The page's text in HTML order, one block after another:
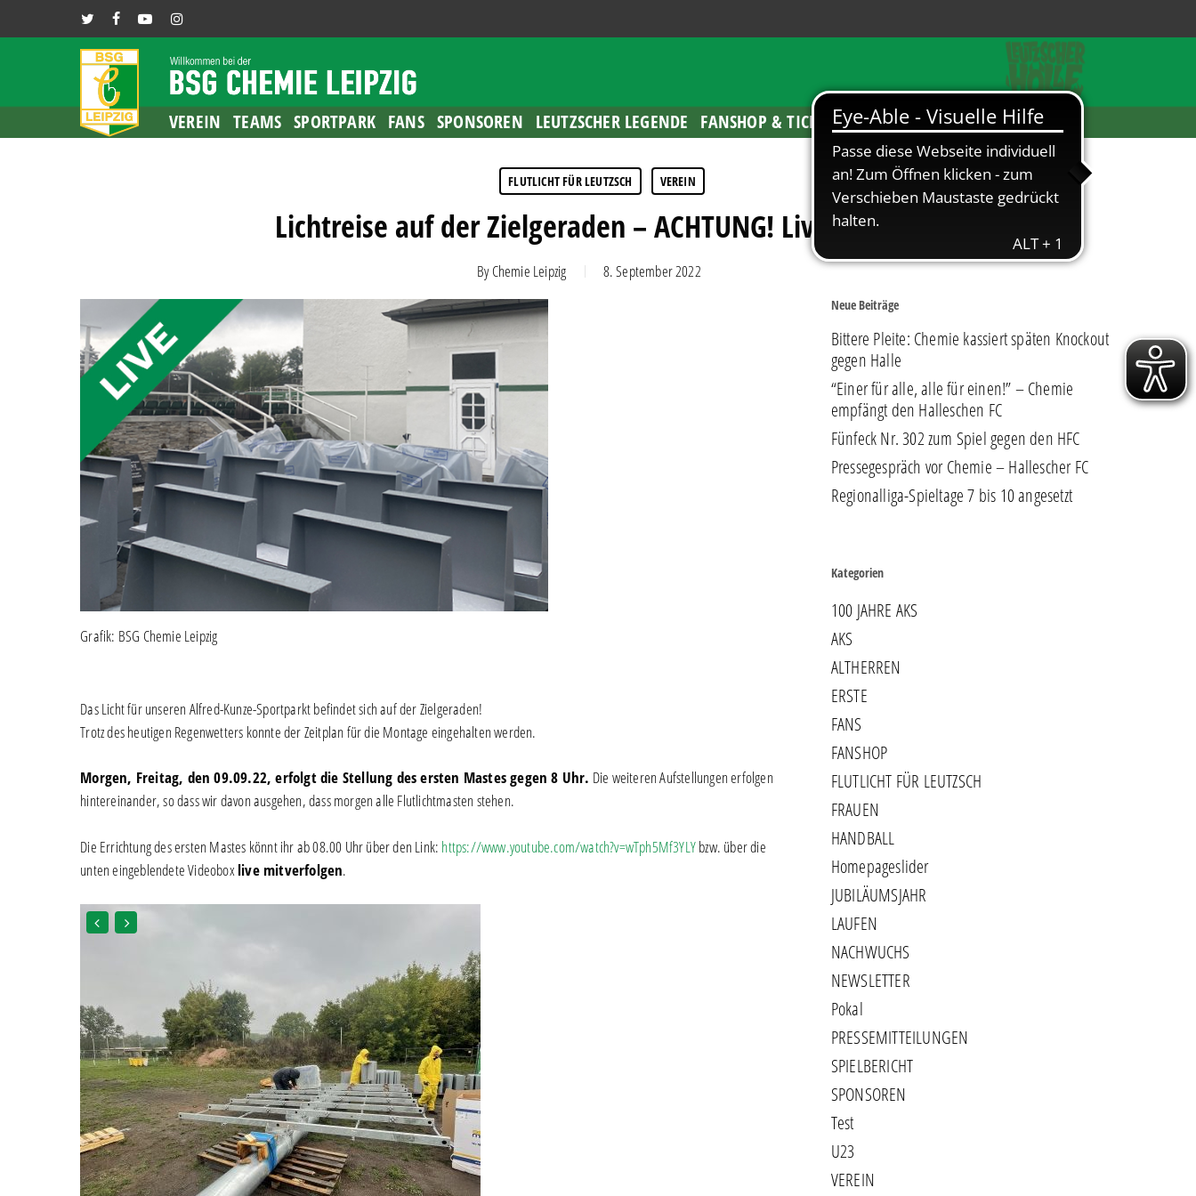
to
TWITTERFACEBOOKYOUTUBEINSTAGRAM
VEREIN TEAMS SPORTPARK FANS SPONSOREN LEUTZSCHER LEGENDE FANSHOP & TICKETS
FLUTLICHT FÜR LEUTZSCH VEREIN
Lichtreise auf der Zielgeraden – ACHTUNG! Live-Stream
ByChemie Leipzig 8. September 2022
Grafik: BSG Chemie Leipzig
Das Licht für unseren Alfred-Kunze-Sportparkt befindet sich auf der Zielgeraden!
Trotz des heutigen Regenwetters konnte der Zeitplan für die Montage eingehalten werden.
Morgen, Freitag, den 09.09.22, erfolgt die Stellung des ersten Mastes gegen 8 Uhr. Die weiteren Aufstellungen erfolgen
hintereinander, so dass wir davon ausgehen, dass morgen alle Flutlichtmasten stehen.
Die Errichtung des ersten Mastes könnt ihr ab 08.00 Uhr über den Link: https://www.youtube.com/watch?v=wTph5Mf3YLYbzw. über die
unten eingeblendete Videoboxlive mitverfolgen.
Neue Beiträge
Bittere Pleite: Chemie kassiert späten Knockout
gegen Halle
“Einer für alle, alle für einen!” – Chemie
empfängt den Halleschen FC
Fünfeck Nr. 302 zum Spiel gegen den HFC
Pressegespräch vor Chemie – Hallescher FC
Regionalliga-Spieltage 7 bis 10 angesetzt
Kategorien
100 JAHRE AKS
AKS
ALTHERREN
ERSTE
FANS
FANSHOP
FLUTLICHT FÜR LEUTZSCH
FRAUEN
HANDBALL
Homepageslider
JUBILÄUMSJAHR
LAUFEN
NACHWUCHS
NEWSLETTER
Pokal
PRESSEMITTEILUNGEN
SPIELBERICHT
SPONSOREN
Test
U23
VEREIN